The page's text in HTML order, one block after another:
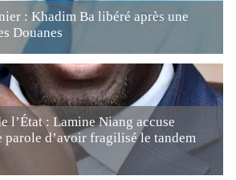
: Khadim Ba libéré après une
Douanes
l’État : Lamine Niang accuse
parole d’avoir fragilisé le tandem